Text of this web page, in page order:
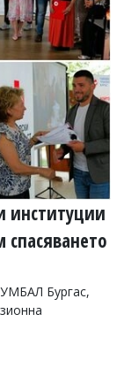
институции
спасяването
Бургас,